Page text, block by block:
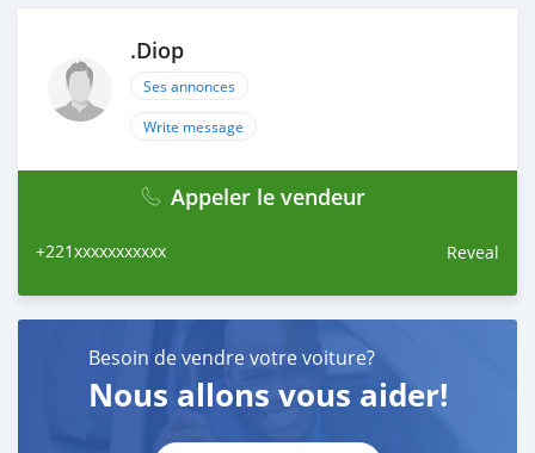
.Diop
Ses annonces
Write message
Appeler le vendeur
+221xxxxxxxxxxx Reveal
Besoin de vendre votre voiture?
Nous allons vous aider!